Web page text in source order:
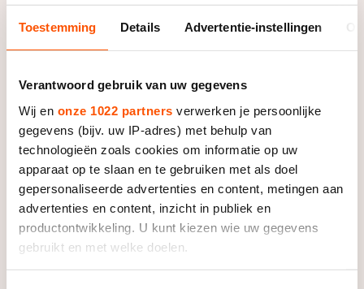
Toestemming Details Advertentie-instellingen
Verantwoord gebruik van uw gegevens
Wij en onze 1022 partners verwerken je persoonlijke
gegevens (bijv. uw IP-adres) met behulp van
technologieën zoals cookies om informatie op uw
apparaat op te slaan en te gebruiken met als doel
gepersonaliseerde advertenties en content, metingen aan
advertenties en content, inzicht in publiek en
productontwikkeling. U kunt kiezen wie uw gegevens
gebruikt en met welke doelen.
Het lijkt meer een doorwerking van vorige week.”
Beek last van haar buik en startte ze niet. “Ik dacht
gisteren nog dat ik wel fit genoeg was, dat ik de
power had.”
Die power ontbrak voor Van Beeks gevoel al meteen
op de 500 meter. “De 500 meter was niet zo goed. Ik
was krachteloos. Ik word dan wel derde, maar ik kon
eigenlijk veel beter. Ik reed bijvoorbeeld wel strak langs